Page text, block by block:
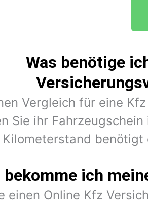
Was benötige
Vergleich für eine
Sie ihr
Kilometerstand benötigt
bekomme ich
einen Online Kfz